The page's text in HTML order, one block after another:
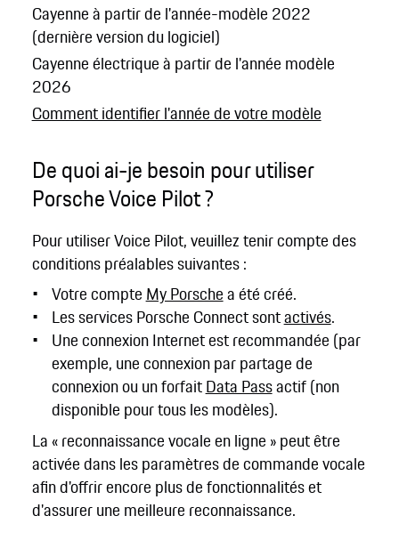
Cayenne à partir de l'année-modèle 2022
(dernière version du logiciel)
Cayenne électrique à partir de l'année modèle
2026
Comment identifier l'année de votre modèle
De quoi ai-je besoin pour utiliser
Porsche Voice Pilot ?
Pour utiliser Voice Pilot, veuillez tenir compte des
conditions préalables suivantes :
Votre compte My Porschea été créé.
Les services Porsche Connect sontactivés.
Une connexion Internet est recommandée (par
exemple, une connexion par partage de
connexion ou un forfaitData Passactif (non
disponible pour tous les modèles).
La « reconnaissance vocale en ligne » peut être
activée dans les paramètres de commande vocale
afin d'offrir encore plus de fonctionnalités et
d'assurer une meilleure reconnaissance.